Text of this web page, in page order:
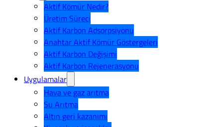
Aktif Kömür Nedir?
Üretim Süreci
Aktif Karbon Adsorpsiyonu
Anahtar Aktif Kömür Göstergeleri
Aktif Karbon Değişimi
Aktif Karbon Rejenerasyonu
Uygulamalar
Hava ve gaz arıtma
Su Arıtma
Altın geri kazanımı